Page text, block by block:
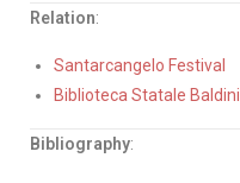
Relation:
Santarcangelo Festival
Biblioteca Statale Baldini
Bibliography: